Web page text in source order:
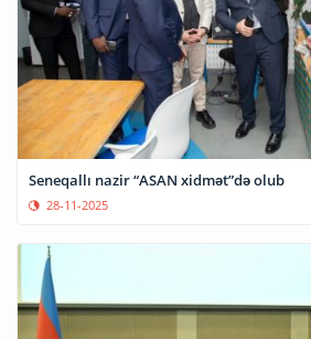
Seneqallı nazir “ASAN xidmət”də olub
28-11-2025